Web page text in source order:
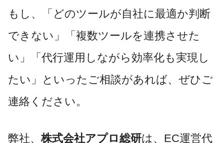
もし、「どのツールが自社に最適か判断
できない」「複数ツールを連携させた
い」「代行運用しながら効率化も実現し
たい」といったご相談があれば、ぜひご
連絡ください。
弊社、株式会社アプロ総研は、EC運営代